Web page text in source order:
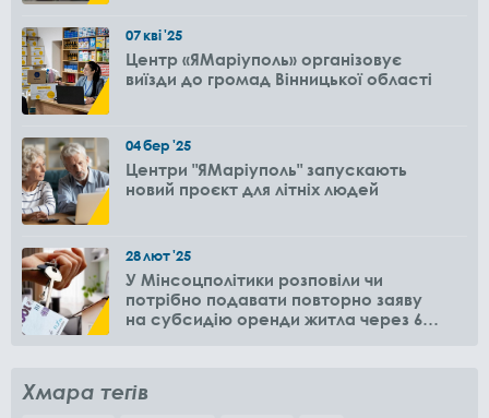
07кві'25
Центр «ЯМаріуполь» організовує
виїзди до громад Вінницької області
04бер'25
Центри "ЯМаріуполь" запускають
новий проєкт для літніх людей
28лют'25
У Мінсоцполітики розповіли чи
потрібно подавати повторно заяву
на субсидію оренди житла через 6
Хмара тегів